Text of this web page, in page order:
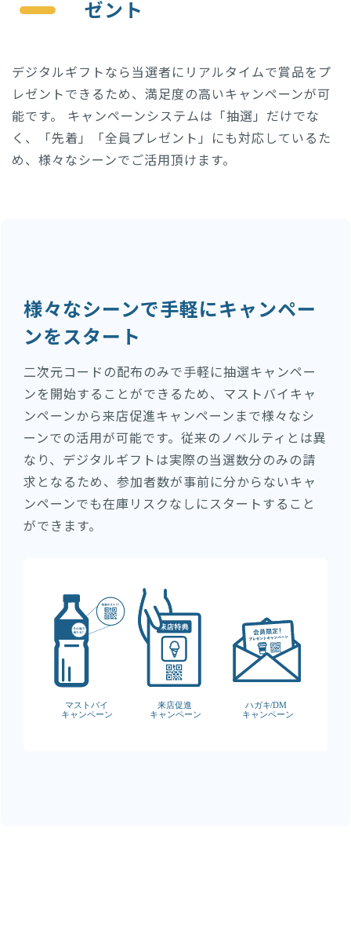
ゼント
デジタルギフトなら当選者にリアルタイムで賞品をプ
レゼントできるため、満足度の高いキャンペーンが可
能です。 キャンペーンシステムは「抽選」だけでな
く、「先着」「全員プレゼント」にも対応しているた
め、様々なシーンでご活用頂けます。
様々なシーンで手軽にキャンペー
ンをスタート
二次元コードの配布のみで手軽に抽選キャンペー
ンを開始することができるため、マストバイキャ
ンペーンから来店促進キャンペーンまで様々なシ
ーンでの活用が可能です。従来のノベルティとは異
なり、デジタルギフトは実際の当選数分のみの請
求となるため、参加者数が事前に分からないキャ
ンペーンでも在庫リスクなしにスタートすること
ができます。